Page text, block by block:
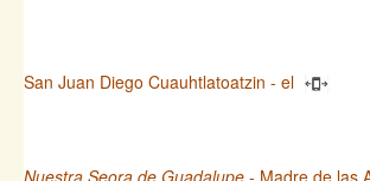
San Juan Diego Cuauhtlatoatzin - el
Nuestra Seora de Guadalupe - Madre de las